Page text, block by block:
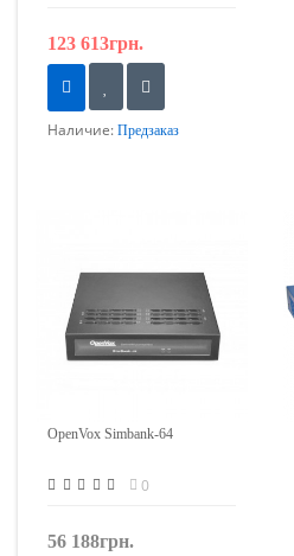
123 613грн.
Наличие: Предзаказ
OpenVox Simbank-64
0
56 188грн.